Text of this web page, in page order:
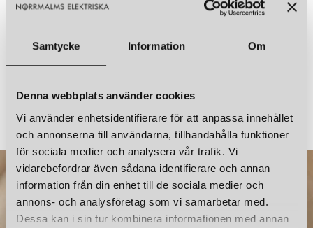
Samtycke Information Om
Denna webbplats använder cookies
Vi använder enhetsidentifierare för att anpassa innehållet
och annonserna till användarna, tillhandahålla funktioner
för sociala medier och analysera vår trafik. Vi
vidarebefordrar även sådana identifierare och annan
information från din enhet till de sociala medier och
annons- och analysföretag som vi samarbetar med.
Dessa kan i sin tur kombinera informationen med annan
Du har sett 5 av 5 produkter